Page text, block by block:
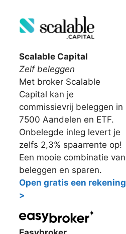
Scalable Capital
Zelf beleggen
Met broker Scalable
Capital kan je
commissievrij beleggen in
7500 Aandelen en ETF.
Onbelegde inleg levert je
zelfs 2,3% spaarrente op!
Een mooie combinatie van
beleggen en sparen.
Open gratis een rekening
>